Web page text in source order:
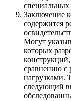
Заключение
содержится
Могут
которых
сравнению с
нагрузками.
следующий